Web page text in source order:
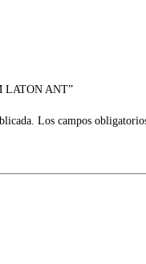
LATON ANT”
Los campos